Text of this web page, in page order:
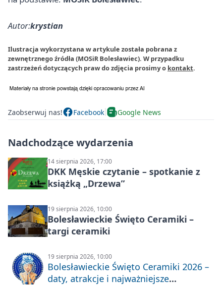
Autor:krystian
Ilustracja wykorzystana w artykule została pobrana z
zewnętrznego źródła (MOSiR Bolesławiec). W przypadku
zastrzeżeń dotyczących praw do zdjęcia prosimy o kontakt.
Zaobserwuj nas! Facebook Google News
Nadchodzące wydarzenia
14 sierpnia 2026, 17:00
DKK Męskie czytanie – spotkanie z
książką „Drzewa”
19 sierpnia 2026, 10:00
Bolesławieckie Święto Ceramiki –
targi ceramiki
19 sierpnia 2026, 10:00
Bolesławieckie Święto Ceramiki 2026 –
daty, atrakcje i najważniejsze